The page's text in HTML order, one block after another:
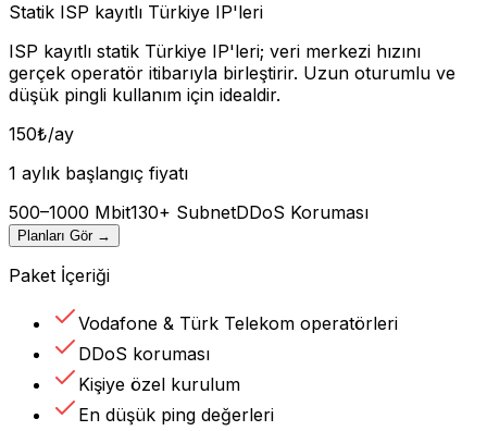
Statik ISP kayıtlı Türkiye IP'leri
ISP kayıtlı statik Türkiye IP'leri; veri merkezi hızını
gerçek operatör itibarıyla birleştirir. Uzun oturumlu ve
düşük pingli kullanım için idealdir.
150₺/ay
1 aylık başlangıç fiyatı
500–1000 Mbit130+ SubnetDDoS Koruması
Planları Gör →
Paket İçeriği
Vodafone & Türk Telekom operatörleri
DDoS koruması
Kişiye özel kurulum
En düşük ping değerleri